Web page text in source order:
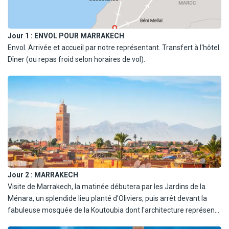
Jour 1 : ENVOL POUR MARRAKECH
Envol. Arrivée et accueil par notre représentant. Transfert à l'hôtel.
Dîner (ou repas froid selon horaires de vol).
Jour 2 : MARRAKECH
Visite de Marrakech, la matinée débutera par les Jardins de la
Ménara, un splendide lieu planté d'Oliviers, puis arrêt devant la
fabuleuse mosquée de la Koutoubia dont l'architecture représente